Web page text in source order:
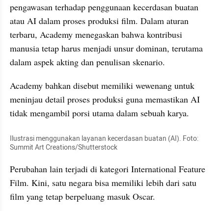
pengawasan terhadap penggunaan kecerdasan buatan
atau AI dalam proses produksi film. Dalam aturan
terbaru, Academy menegaskan bahwa kontribusi
manusia tetap harus menjadi unsur dominan, terutama
dalam aspek akting dan penulisan skenario.
Academy bahkan disebut memiliki wewenang untuk
meninjau detail proses produksi guna memastikan AI
tidak mengambil porsi utama dalam sebuah karya.
Ilustrasi menggunakan layanan kecerdasan buatan (AI). Foto:
Summit Art Creations/Shutterstock
Perubahan lain terjadi di kategori International Feature
Film. Kini, satu negara bisa memiliki lebih dari satu
film yang tetap berpeluang masuk Oscar.